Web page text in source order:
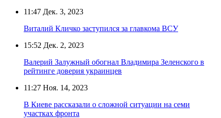
11:47 Дек. 3, 2023
Виталий Кличко заступился за главкома ВСУ
15:52 Дек. 2, 2023
Валерий Залужный обогнал Владимира Зеленского в
рейтинге доверия украинцев
11:27 Ноя. 14, 2023
В Киеве рассказали о сложной ситуации на семи
участках фронта